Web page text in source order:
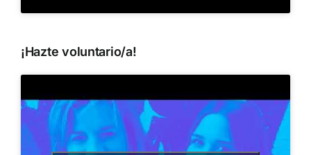
¡Hazte voluntario/a!